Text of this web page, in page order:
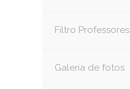
Filtro Professores
Galeria de fotos